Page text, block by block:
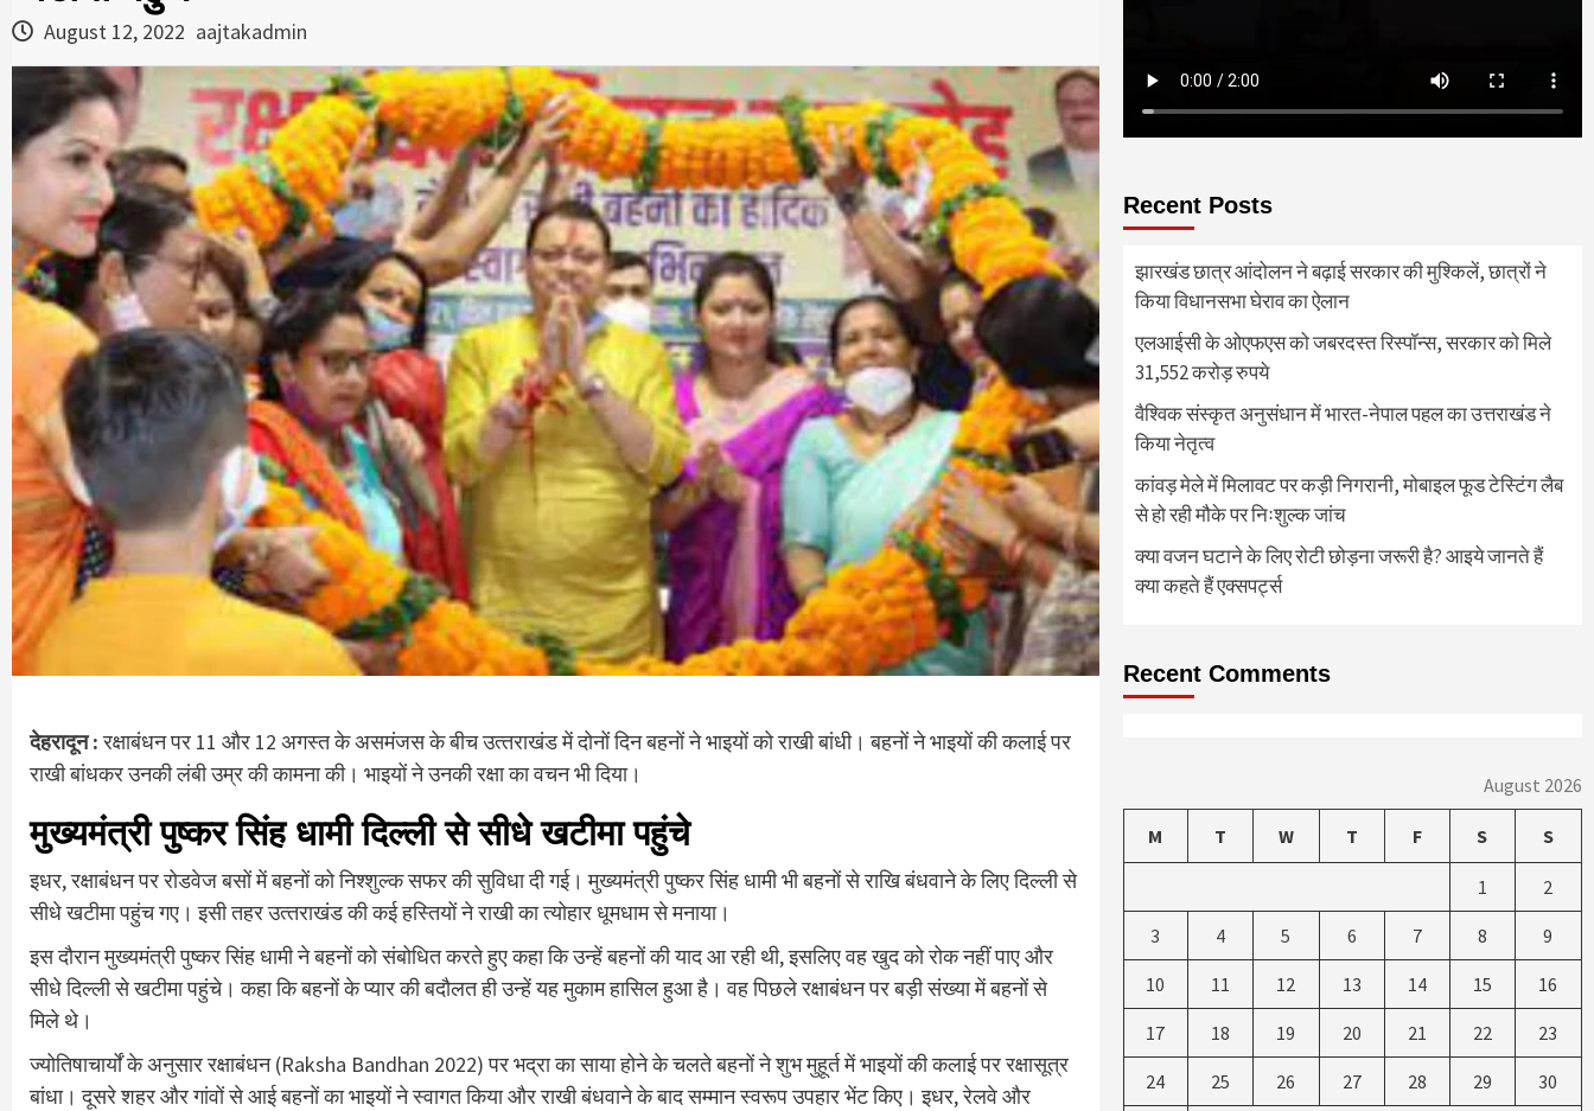
August 12, 2022 aajtakadmin
देहरादून :रक्षाबंधन पर 11 और 12 अगस्‍त के असमंजस के बीच उत्‍तराखंड में दोनों दिन बहनों ने भाइयों को राखी बांधी। बहनों ने भाइयों की कलाई पर
राखी बांधकर उनकी लंबी उम्र की कामना की। भाइयों ने उनकी रक्षा का वचन भी दिया।
मुख्‍यमंत्री पुष्‍कर सिंह धामी दिल्‍ली से सीधे खटीमा पहुंचे
इधर, रक्षाबंधन पर रोडवेज बसों में बहनों को निश्शुल्क सफर की सुविधा दी गई। मुख्‍यमंत्री पुष्‍कर सिंह धामी भी बहनों से राखि बंधवाने के लिए दिल्‍ली से
सीधे खटीमा पहुंच गए। इसी तहर उत्‍तराखंड की कई हस्तियों ने राखी का त्‍योहार धूमधाम से मनाया।
इस दौरान मुख्‍यमंत्री पुष्‍कर सिंह धामी ने बहनों को संबोधित करते हुए कहा कि उन्‍हें बहनों की याद आ रही थी, इसलिए वह खुद को रोक नहीं पाए और
सीधे दिल्ली से खटीमा पहुंचे। कहा कि बहनों के प्यार की बदौलत ही उन्‍हें यह मुकाम हासिल हुआ है। वह पिछले रक्षाबंधन पर बड़ी संख्या में बहनों से
मिले थे।
ज्योतिषाचार्यों के अनुसार रक्षाबंधन (Raksha Bandhan 2022) पर भद्रा का साया होने के चलते बहनों ने शुभ मुहूर्त में भाइयों की कलाई पर रक्षासूत्र
बांधा। दूसरे शहर और गांवों से आई बहनों का भाइयों ने स्वागत किया और राखी बंधवाने के बाद सम्मान स्वरूप उपहार भेंट किए। इधर, रेलवे और
Recent Posts
झारखंड छात्र आंदोलन ने बढ़ाई सरकार की मुश्किलें, छात्रों ने
किया विधानसभा घेराव का ऐलान
एलआईसी के ओएफएस को जबरदस्त रिस्पॉन्स, सरकार को मिले
31,552 करोड़ रुपये
वैश्विक संस्कृत अनुसंधान में भारत-नेपाल पहल का उत्तराखंड ने
किया नेतृत्व
कांवड़ मेले में मिलावट पर कड़ी निगरानी, मोबाइल फूड टेस्टिंग लैब
से हो रही मौके पर निःशुल्क जांच
क्या वजन घटाने के लिए रोटी छोड़ना जरूरी है? आइये जानते हैं
क्या कहते हैं एक्सपर्ट्स
Recent Comments
August 2026
M T W T F S S
1 2
3 4 5 6 7 8 9
10 11 12 13 14 15 16
17 18 19 20 21 22 23
24 25 26 27 28 29 30